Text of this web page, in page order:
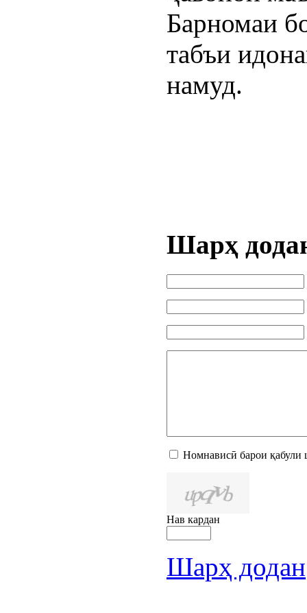
Барномаи
табъи
намуд.
Шарҳ
Номнависӣ барои қабули
Нав кардан
Шарҳ додан